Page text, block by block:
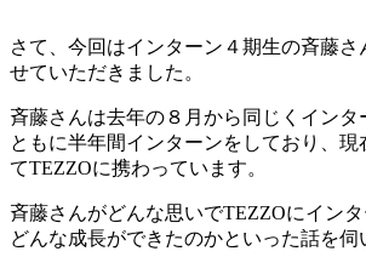
さて、今回はインターン４期生の斉藤さ
せていただきました。
斉藤さんは去年の８月から同じくインタ
ともに半年間インターンをしており、現
てTEZZOに携わっています。
斉藤さんがどんな思いでTEZZOにインタ
どんな成長ができたのかといった話を伺